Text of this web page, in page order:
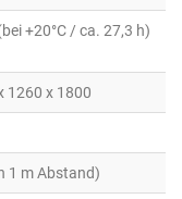
+20°C / ca. 27,3 h)
1260 x 1800
1 m Abstand)